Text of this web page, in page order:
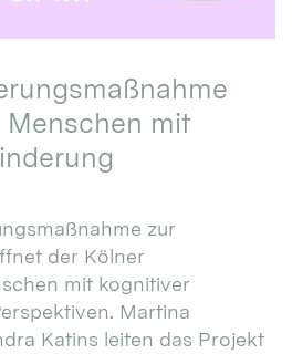
mit
zur
der Kölner
mit kognitiver
Martina
Katins leiten das Projekt